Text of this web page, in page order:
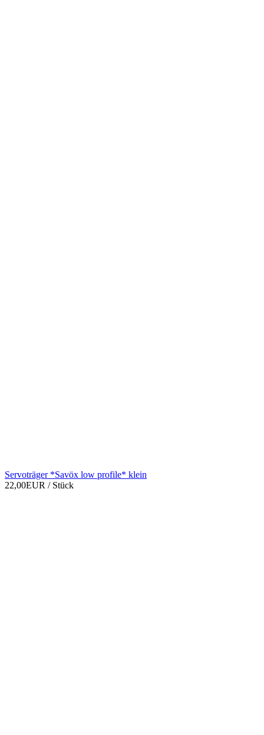
Servoträger *Savöx low profile* klein
22,00EUR / Stück